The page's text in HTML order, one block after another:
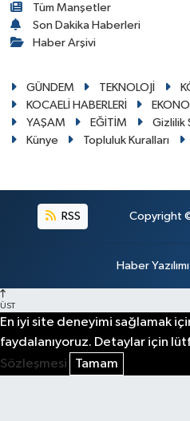
Tüm Manşetler
Son Dakika Haberleri
Haber Arşivi
GÜNDEM TEKNOLOJİ
KOCAELİ HABERLERİ
YAŞAM
EĞİTİM Gizlilik
Künye
Topluluk Kuralları
RSS Copyright ©
Haber Yazılımı
ÜST
En iyi site deneyimi sağlamak
faydalanıyoruz. Detaylar için
Sözleşmesi
Tamam